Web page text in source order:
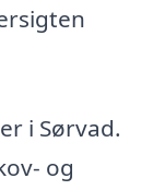
i Sørvad.
og